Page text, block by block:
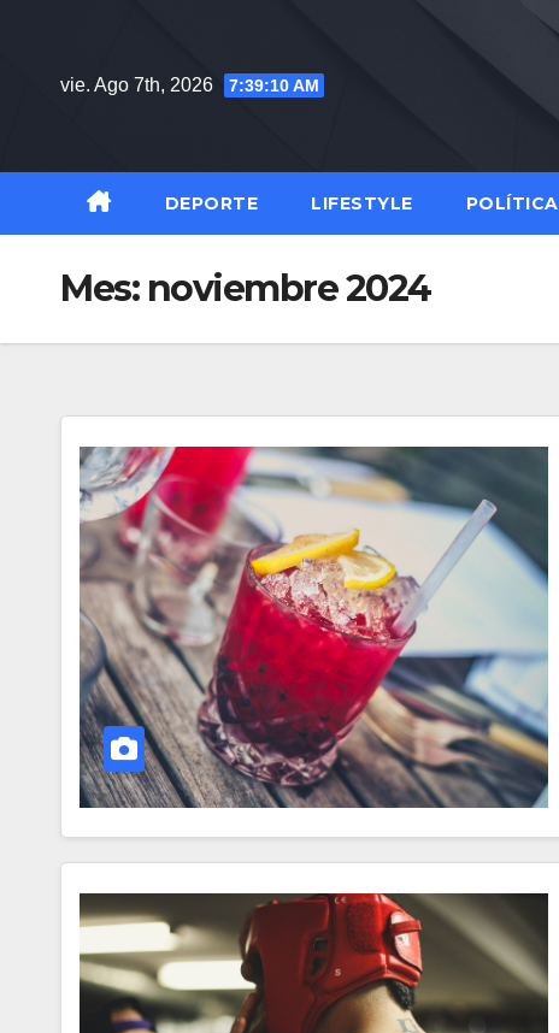
contenidovie. Ago 7th, 2026 7:39:11 AM
DEPORTE LIFESTYLE POLÍTICA
Mes: noviembre 2024